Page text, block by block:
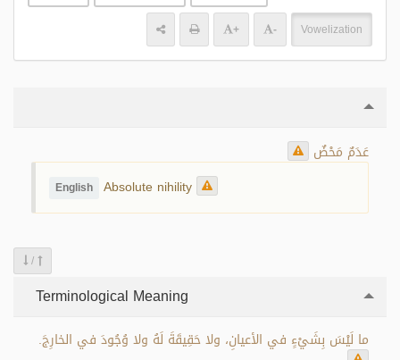
+ - Vowelization
عَدَمٌ مَحْضٌ
English Absolute nihility
/
Terminological Meaning
ما لَيْسَ بِشَيْءٍ في الأعيانِ، ولا حَقِيقَةَ لَهُ ولا وُجُودَ في الخارِجَ.